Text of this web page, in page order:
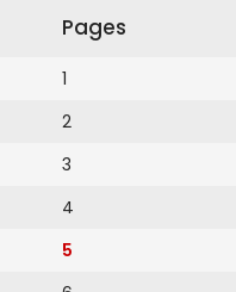
Pages
1
2
3
4
5